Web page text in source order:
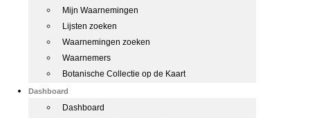
Mijn Waarnemingen
Lijsten zoeken
Waarnemingen zoeken
Waarnemers
Botanische Collectie op de Kaart
Dashboard
Dashboard